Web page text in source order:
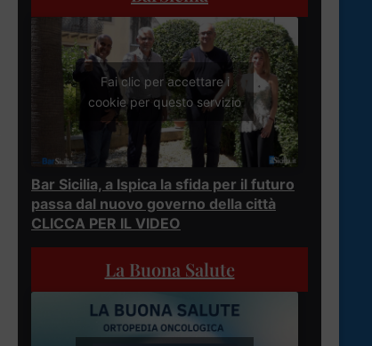
Fai clic per accettare i
cookie per questo servizio
Bar Sicilia, a Ispica la sfida per il futuro
passa dal nuovo governo della città
CLICCA PER IL VIDEO
La Buona Salute